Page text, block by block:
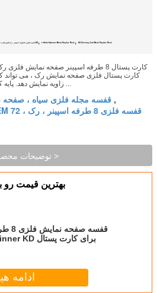
قفسه نمایش آهن Pocket OEM 72 ، قفسه فلزی 8 طرفه اسپینر ، رک فلزی کارت تبریک KD , 8 Sided Spinner Metal Display Rack , KD Greeting Card Metal Display Rack
زاویه نمایش دهد. پایه کارت پستال با 72 جیب دارای حداکثر ...
قفسه مجله فلزی سیاه ، ,
توضیحات محصول >
بهترين قيمت رو
قفسه صفحه
Spinner KD برای کارت پستال
ادامه